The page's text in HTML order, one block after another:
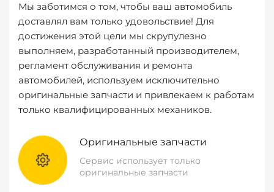
Мы заботимся о том, чтобы ваш автомобиль
доставлял вам только удовольствие! Для
достижения этой цели мы скрупулезно
выполняем, разработанный производителем,
регламент обслуживания и ремонта
автомобилей, используем исключительно
оригинальные запчасти и привлекаем к работам
только квалифицированных механиков.
Оригинальные запчасти
Сервис использует только
оригинальные запчасти